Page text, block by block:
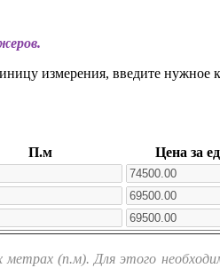
измерения, введите
П.м Цена за
(п.м). Для этого